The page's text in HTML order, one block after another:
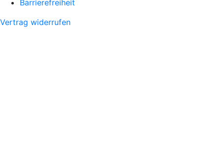
Barrierefreiheit
Vertrag widerrufen